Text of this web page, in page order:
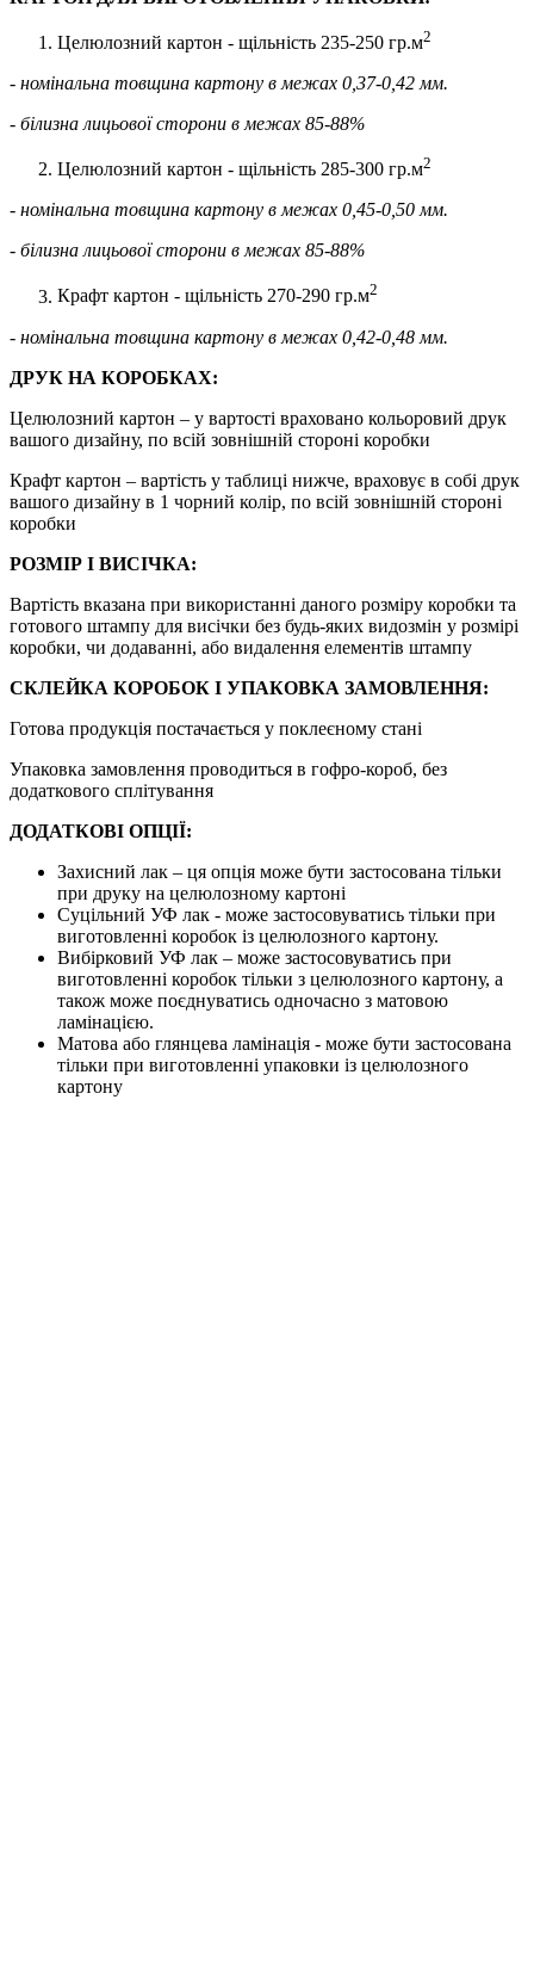
Целюлозний картон - щільність 235-250 гр.м2
- номінальна товщина картону в межах 0,37-0,42 мм.
- білизна лицьової сторони в межах 85-88%
Целюлозний картон - щільність 285-300 гр.м2
- номінальна товщина картону в межах 0,45-0,50 мм.
- білизна лицьової сторони в межах 85-88%
Крафт картон - щільність 270-290 гр.м2
- номінальна товщина картону в межах 0,42-0,48 мм.
ДРУК НА КОРОБКАХ:
Целюлозний картон – у вартості враховано кольоровий друк
вашого дизайну, по всій зовнішній стороні коробки
Крафт картон – вартість у таблиці нижче, враховує в собі друк
вашого дизайну в 1 чорний колір, по всій зовнішній стороні
коробки
РОЗМІР І ВИСІЧКА:
Вартість вказана при використанні даного розміру коробки та
готового штампу для висічки без будь-яких видозмін у розмірі
коробки, чи додаванні, або видалення елементів штампу
СКЛЕЙКА КОРОБОК І УПАКОВКА ЗАМОВЛЕННЯ:
Готова продукція постачається у поклеєному стані
Упаковка замовлення проводиться в гофро-короб, без
додаткового сплітування
ДОДАТКОВІ ОПЦІЇ:
Захисний лак – ця опція може бути застосована тільки
при друку на целюлозному картоні
Суцільний УФ лак - може застосовуватись тільки при
виготовленні коробок із целюлозного картону.
Вибірковий УФ лак – може застосовуватись при
виготовленні коробок тільки з целюлозного картону, а
також може поєднуватись одночасно з матовою
ламінацією.
Матова або глянцева ламінація - може бути застосована
тільки при виготовленні упаковки із целюлозного
картону